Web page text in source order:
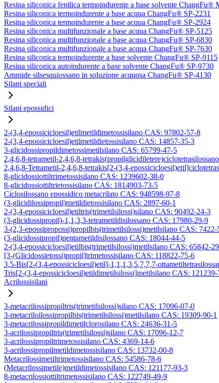
Resina siliconica fenilica termoindurente a base solvente ChangFu®
Resina siliconica termoindurente a base acqua ChangFu® SP-2231
Resina siliconica termoindurente a base acqua ChangFu® SP-2924
Resina siliconica multifunzionale a base acqua ChangFu® SP-5125
Resina siliconica multifunzionale a base acqua ChangFu® SP-6830
Resina siliconica multifunzionale a base acqua ChangFu® SP-7630
Resina siliconica termoindurente a base solvente ChangFu® SP-9115
Resina siliconica autoindurente a base solvente ChangFu® SP-9730
Ammide silsesquiossano in soluzione acquosa ChangFu® SP-4130
Silani speciali
Silani epossidici
2-(3,4-epossicicloesil)etilmetildimetossisilano CAS: 97802-57-8
2-(3,4-epossicicloesil)etilmetildietossisilano CAS: 14857-35-3
3-glicidossipropildimetossimetilsilano CAS: 65799-47-5
2,4,6,8-tetrametil-2,4,6,8-
2,4,6,8-Tetrametil-2,4,6,8-tetrakis[2-(3,4-
8-glicidossiottiltrimetossisilano CAS: 1239602-38-0
8-glicidossiottiltrietossisilano CAS: 1814903-73-5
Ciclosilossano epossidico metacrilato CAS: 948598-97-8
(3-glicidilossipropil)metildietossisilano CAS: 2897-60-1
2-(3,4-epossicicloesil)etiltris(trimetilsilossi)silano CAS: 90492-24-3
(3-glicidossipropil)-1,1,3,3-tetrametildisilossano CAS: 17980-29-9
3-(2,3-epossipropossi)propilbis(trimetilsilossi)metilsilano CAS: 7422-
(3-glicidossipropil)pentametildisilossano CAS: 18044-44-5
2-(3,4-epossicicloesil)etilbis(trimetilsilossi)metilsilano CAS: 65842-
[3-(Glicidossietossi)propil]trimetossisilano CAS: 118822-75-6
3,5-Bis[2-(3,4-epossicicloesil)etil]-1,1,1,3,5,7,7,7-
Tris[2-(3,4-epossicicloesil)etildimetilsilossi]metilsilano CAS: 121239-
Acrilossisilani
3-metacrilossipropiltris(trimetilsilossi)silano CAS: 17096-07-0
3-metacriloilossipropilbis(trimetilsilossi)metilsilano CAS: 19309-90-1
3-metacrilossipropildimetilclorosilano CAS: 24636-31-5
3-acrilossipropiltris(trimetilsilossi)silano CAS: 17096-12-7
3-acrilossipropiltrimetossisilano CAS: 4369-14-6
3-acrilossipropilmetildimetossisilano CAS: 13732-00-8
Metacrilossimetiltrimetossisilano CAS: 54586-78-6
(Metacrilossimetile)metildimetossisilano CAS: 121177-93-3
8-metacrilossiottiltrimetossisilano CAS: 122749-49-9